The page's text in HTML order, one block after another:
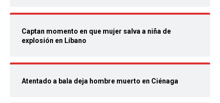
Captan momento en que mujer salva a niña de
explosión en Líbano
Atentado a bala deja hombre muerto en Ciénaga